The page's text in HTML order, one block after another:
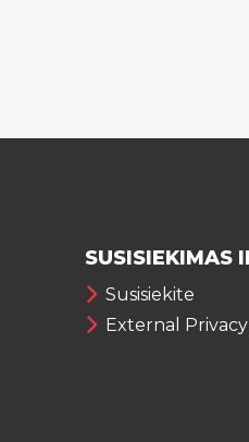
SUSISIEKIMAS
Susisiekite
External